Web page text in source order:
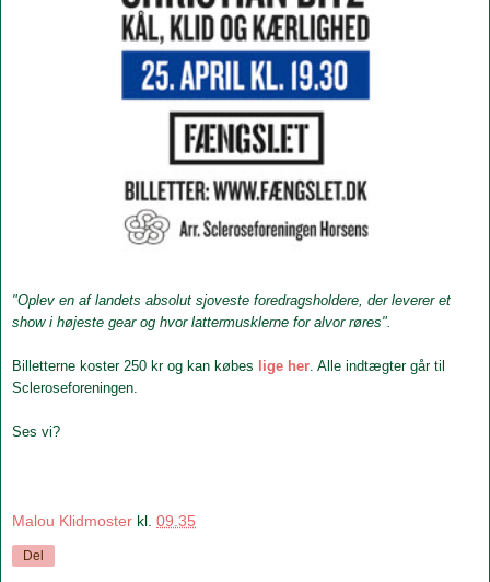
"Oplev en af landets absolut sjoveste foredragsholdere, der leverer et
show i højeste gear og hvor lattermusklerne for alvor røres".
Billetterne koster 250 kr og kan købes lige her . Alle indtægter går til
Scleroseforeningen.
Ses vi?
Malou Klidmoster kl. 09.35
Del